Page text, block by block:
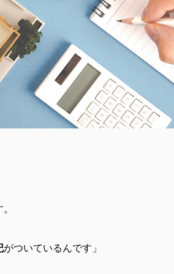
がついているんです」